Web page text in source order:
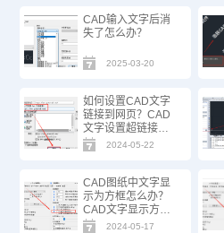
CAD输入文字后消
失了怎么办？
2025-03-20
如何设置CAD文字
链接到网页？CAD
文字设置超链接方
法技巧2024-05-22
CAD图纸中文字显
示为方框怎么办？
CAD文字显示方框
的解决办法
2024-05-17